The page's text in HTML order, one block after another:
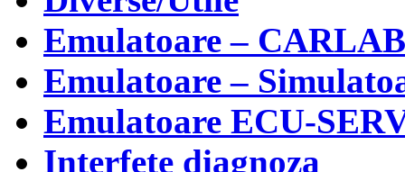
Emulatoare –
Emulatoare –
Emulatoare ECU-
Interfete diagnoza